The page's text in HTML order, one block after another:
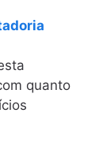
quanto